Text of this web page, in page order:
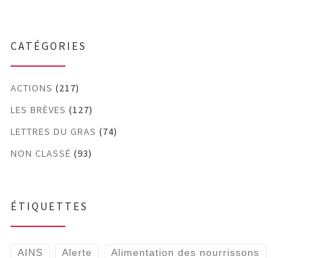
CATÉGORIES
ACTIONS (217)
LES BRÈVES (127)
LETTRES DU GRAS (74)
NON CLASSÉ (93)
ÉTIQUETTES
AINS Alerte Alimentation des nourrissons